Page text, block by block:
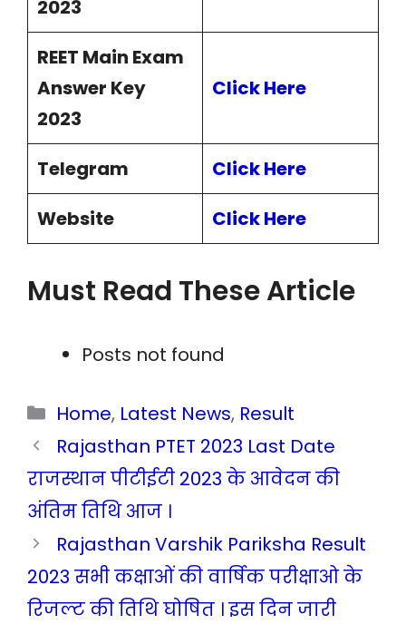
2023
REET Main Exam
Answer Key
2023
Click Here
Telegram
Click Here
Website
Click Here
Must Read These Article
Posts not found
Categories
Home, Latest News, Result
Rajasthan PTET 2023 Last Date
राजस्थान पीटीईटी 2023 के आवेदन की
अंतिम तिथि आज ।
Rajasthan Varshik Pariksha Result
2023 सभी कक्षाओं की वार्षिक परीक्षाओ के
रिजल्ट की तिथि घोषित । इस दिन जारी